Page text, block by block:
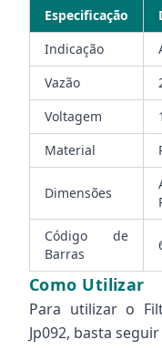
Especificação
Indicação
Vazão
Voltagem
Material
Dimensões
Código de
Barras
Como Utilizar
Para utilizar o
Jp092, basta